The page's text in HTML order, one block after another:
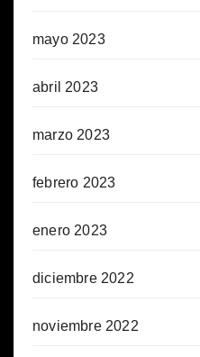
mayo 2023
abril 2023
marzo 2023
febrero 2023
enero 2023
diciembre 2022
noviembre 2022